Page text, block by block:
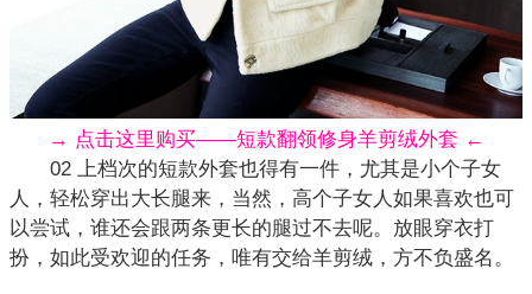
→ 点击这里购买——短款翻领修身羊剪绒外套 ←
02 上档次的短款外套也得有一件，尤其是小个子女
人，轻松穿出大长腿来，当然，高个子女人如果喜欢也可
以尝试，谁还会跟两条更长的腿过不去呢。放眼穿衣打
扮 ，如此受欢迎的任务，唯有交给羊剪绒，方不负盛名。